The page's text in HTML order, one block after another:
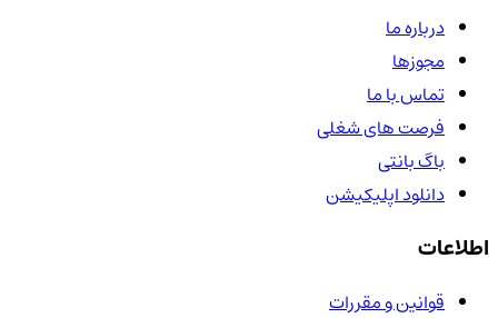
درباره ما
مجوزها
تماس با ما
فرصت های شغلی
باگ بانتی
دانلود اپلیکیشن
اطلاعات
قوانین و مقررات